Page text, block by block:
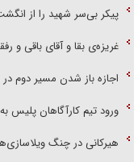
پیکر بی‌سر شهید را از
غریزه‌ی بقا و آقای باقی و
اجازه باز شدن مسیر دوم در
ورود تیم کارآگاهان پلیس
هیرکانی در چنگ